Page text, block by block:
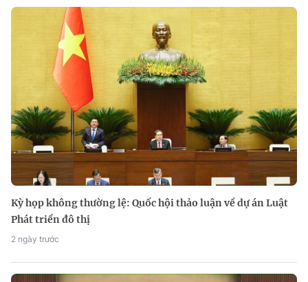
Kỳ họp không thường lệ: Quốc hội thảo luận về dự án Luật
Phát triển đô thị
2 ngày trước